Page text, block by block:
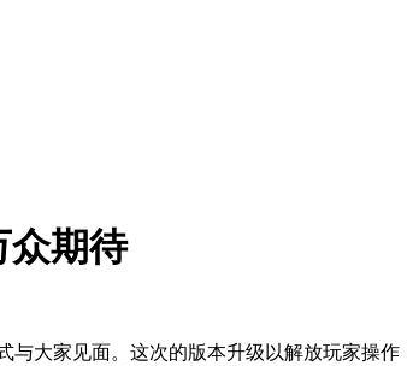
众期待
与大家见面。这次的版本升级以解放玩家操